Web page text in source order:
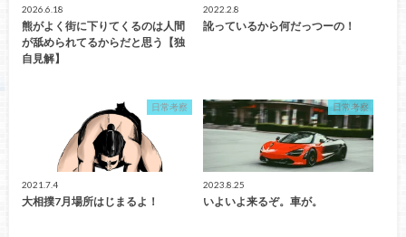
2026.6.18
熊がよく街に下りてくるのは人間
が舐められてるからだと思う【独
自見解】
2022.2.8
訛っているから何だっつーの！
日常考察
2021.7.4
大相撲7月場所はじまるよ！
日常考察
2023.8.25
いよいよ来るぞ。車が。